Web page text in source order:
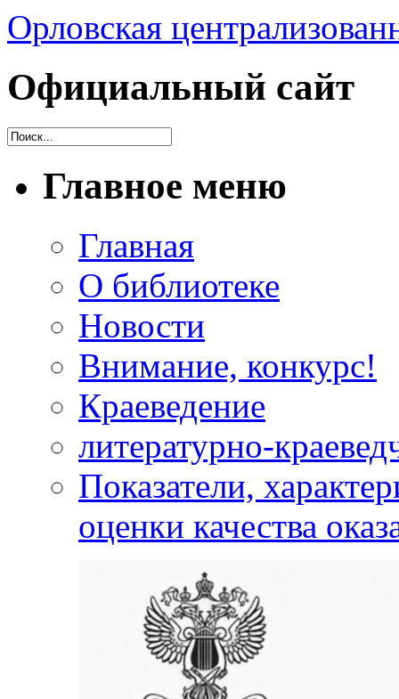
Орловская
Официальный сайт
Главное меню
Главная
О библиотеке
Новости
Внимание, конкурс!
Краеведение
литературно-
Показатели,
оценки качества